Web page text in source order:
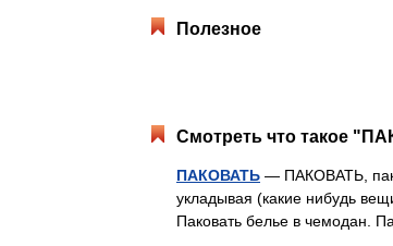
Полезное
Смотреть что такое
ПАКОВАТЬ — ПАКОВАТЬ,
укладывая (какие нибудь
Паковать белье в чемодан.